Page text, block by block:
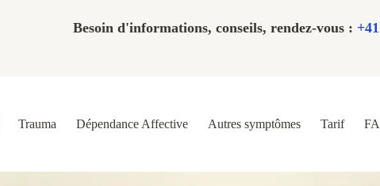
Besoin d'informations, conseils, rendez-vous :
Trauma Dépendance Affective Autres symptômes Tarif